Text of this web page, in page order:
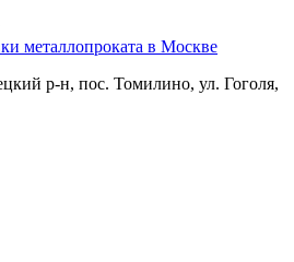
р-н, пос. Томилино, ул. Гоголя,